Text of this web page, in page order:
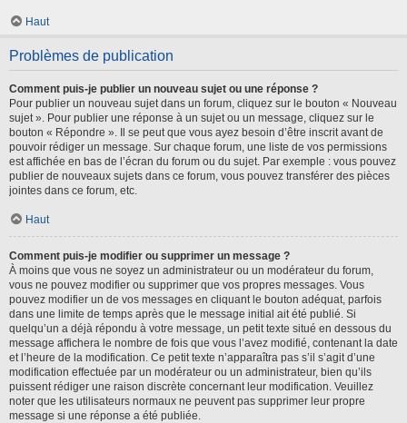
Haut
Problèmes de publication
Comment puis-je publier un nouveau sujet ou une réponse ?
Pour publier un nouveau sujet dans un forum, cliquez sur le bouton « Nouveau
sujet ». Pour publier une réponse à un sujet ou un message, cliquez sur le
bouton « Répondre ». Il se peut que vous ayez besoin d’être inscrit avant de
pouvoir rédiger un message. Sur chaque forum, une liste de vos permissions
est affichée en bas de l’écran du forum ou du sujet. Par exemple : vous pouvez
publier de nouveaux sujets dans ce forum, vous pouvez transférer des pièces
jointes dans ce forum, etc.
Haut
Comment puis-je modifier ou supprimer un message ?
À moins que vous ne soyez un administrateur ou un modérateur du forum,
vous ne pouvez modifier ou supprimer que vos propres messages. Vous
pouvez modifier un de vos messages en cliquant le bouton adéquat, parfois
dans une limite de temps après que le message initial ait été publié. Si
quelqu’un a déjà répondu à votre message, un petit texte situé en dessous du
message affichera le nombre de fois que vous l’avez modifié, contenant la date
et l’heure de la modification. Ce petit texte n’apparaîtra pas s’il s’agit d’une
modification effectuée par un modérateur ou un administrateur, bien qu’ils
puissent rédiger une raison discrète concernant leur modification. Veuillez
noter que les utilisateurs normaux ne peuvent pas supprimer leur propre
message si une réponse a été publiée.